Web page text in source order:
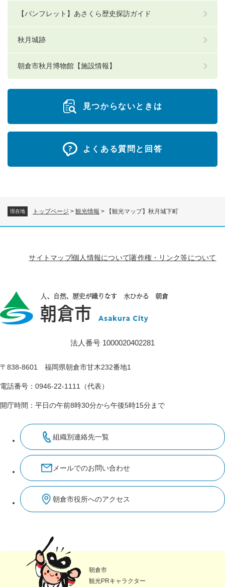
現在地 トップページ > 観光情報 > 【観光マップ】秋月城下町
【パンフレット】あさくら歴史探訪ガイド
秋月城跡
朝倉市秋月博物館【施設情報】
見つからないときは
よくある質問と回答
サイトマップ個人情報について著作権・リンク等について
法人番号 1000020402281
〒838-8601 福岡県朝倉市甘木232番地1
電話番号：0946-22-1111（代表）
開庁時間：平日の午前8時30分から午後5時15分まで
組織別連絡先一覧
メールでのお問い合わせ
朝倉市役所へのアクセス
朝倉市
観光PRキャラクター